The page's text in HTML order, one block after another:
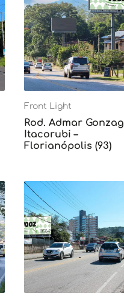
Front Light
Rod. Admar
Itacorubi –
Florianópolis (93)